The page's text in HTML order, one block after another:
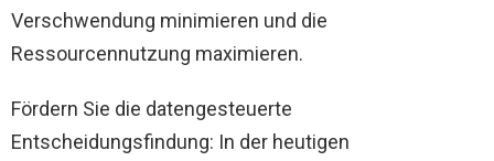
Verschwendung minimieren und die
Ressourcennutzung maximieren.
Fördern Sie die datengesteuerte
Entscheidungsfindung: In der heutigen